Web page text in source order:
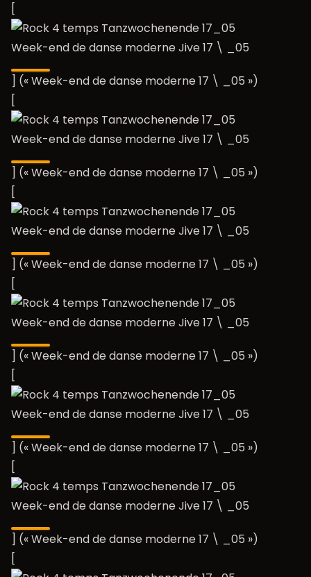
[
Week-end de danse moderne Jive 17 \ _05
] (« Week-end de danse moderne 17 \ _05 »)
[
Week-end de danse moderne Jive 17 \ _05
] (« Week-end de danse moderne 17 \ _05 »)
[
Week-end de danse moderne Jive 17 \ _05
] (« Week-end de danse moderne 17 \ _05 »)
[
Week-end de danse moderne Jive 17 \ _05
] (« Week-end de danse moderne 17 \ _05 »)
[
Week-end de danse moderne Jive 17 \ _05
] (« Week-end de danse moderne 17 \ _05 »)
[
Week-end de danse moderne Jive 17 \ _05
] (« Week-end de danse moderne 17 \ _05 »)
[